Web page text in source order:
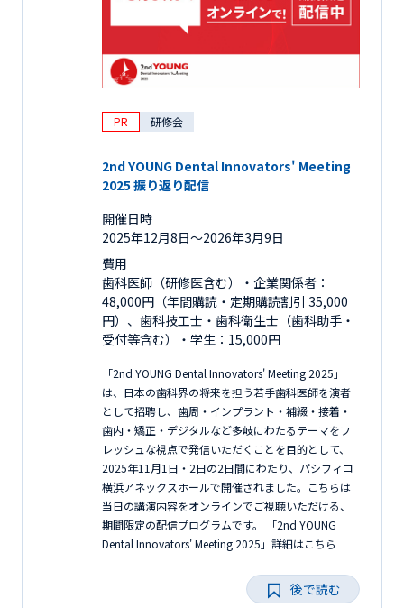
PR 研修会
2nd YOUNG Dental Innovators' Meeting
2025 振り返り配信
開催日時
2025年12月8日〜2026年3月9日
費用
歯科医師（研修医含む）・企業関係者：
48,000円（年間購読・定期購読割引 35,000
円）、歯科技工士・歯科衛生士（歯科助手・
受付等含む）・学生：15,000円
「2nd YOUNG Dental Innovators' Meeting 2025」
は、日本の歯科界の将来を担う若手歯科医師を演者
として招聘し、歯周・インプラント・補綴・接着・
歯内・矯正・デジタルなど多岐にわたるテーマをフ
レッシュな視点で発信いただくことを目的として、
2025年11月1日・2日の2日間にわたり、パシフィコ
横浜アネックスホールで開催されました。こちらは
当日の講演内容をオンラインでご視聴いただける、
期間限定の配信プログラムです。 「2nd YOUNG
Dental Innovators' Meeting 2025」詳細はこちら
後で読む